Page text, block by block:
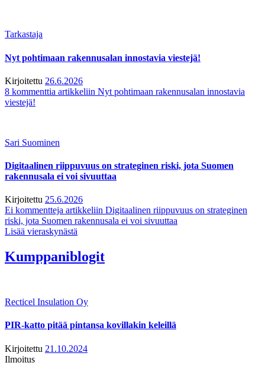
Tarkastaja
Nyt pohtimaan rakennusalan innostavia viestejä!
Kirjoitettu 26.6.2026
8 kommenttia artikkeliin Nyt pohtimaan rakennusalan innostavia
viestejä!
Sari Suominen
Digitaalinen riippuvuus on strateginen riski, jota Suomen
rakennusala ei voi sivuuttaa
Kirjoitettu 25.6.2026
Ei kommentteja artikkeliin Digitaalinen riippuvuus on strateginen
riski, jota Suomen rakennusala ei voi sivuuttaa
Lisää vieraskynästä
Kumppaniblogit
Recticel Insulation Oy
PIR-katto pitää pintansa kovillakin keleillä
Kirjoitettu 21.10.2024
Ilmoitus